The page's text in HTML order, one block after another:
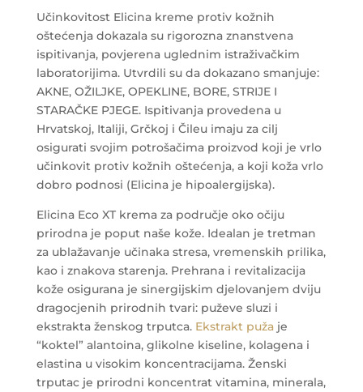
Učinkovitost Elicina kreme protiv kožnih
oštećenja dokazala su rigorozna znanstvena
ispitivanja, povjerena uglednim istraživačkim
laboratorijima. Utvrdili su da dokazano smanjuje:
AKNE, OŽILJKE, OPEKLINE, BORE, STRIJE I
STARAČKE PJEGE. Ispitivanja provedena u
Hrvatskoj, Italiji, Grčkoj i Čileu imaju za cilj
osigurati svojim potrošačima proizvod koji je vrlo
učinkovit protiv kožnih oštećenja, a koji koža vrlo
dobro podnosi (Elicina je hipoalergijska).
Elicina Eco XT krema za područje oko očiju
prirodna je poput naše kože. Idealan je tretman
za ublažavanje učinaka stresa, vremenskih prilika,
kao i znakova starenja. Prehrana i revitalizacija
kože osigurana je sinergijskim djelovanjem dviju
dragocjenih prirodnih tvari: puževe sluzi i
ekstrakta ženskog trputca. Ekstrakt pužaje
“koktel” alantoina, glikolne kiseline, kolagena i
elastina u visokim koncentracijama. Ženski
trputac je prirodni koncentrat vitamina, minerala,